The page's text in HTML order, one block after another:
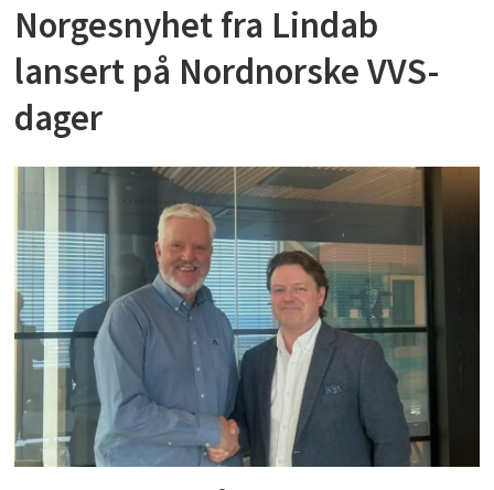
Norgesnyhet fra Lindab
lansert på Nordnorske VVS-
dager